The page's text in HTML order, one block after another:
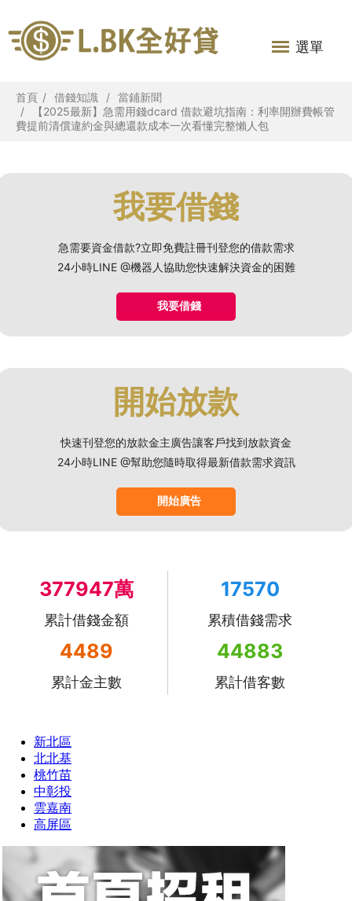
選單
首頁 借錢知識
當鋪新聞
【2025最新】急需用錢dcard 借款避坑指南：利率開辦費帳管
費提前清償違約金與總還款成本一次看懂完整懶人包
我要借錢
急需要資金借款?立即免費註冊刊登您的借款需求
24小時LINE @機器人協助您快速解決資金的困難
我要借錢
開始放款
快速刊登您的放款金主廣告讓客戶找到放款資金
24小時LINE @幫助您隨時取得最新借款需求資訊
開始廣告
377947萬
累計借錢金額
17570
累積借錢需求
4489
累計金主數
44883
累計借客數